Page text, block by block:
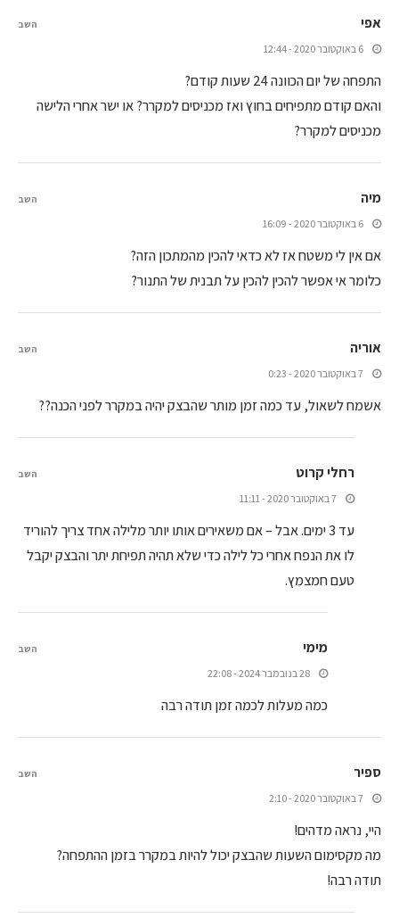
אפי
6 באוקטובר 2020 - 12:44
התפחה של יום הכוונה 24 שעות קודם?
והאם קודם מתפיחים בחוץ ואז מכניסים למקרר? או ישר אחרי הלישה
מכניסים למקרר?
השב
מיה
6 באוקטובר 2020 - 16:09
אם אין לי משטח אז לא כדאי להכין מהמתכון הזה?
כלומר אי אפשר להכין להכין על תבנית של התנור?
השב
אוריה
7 באוקטובר 2020 - 0:23
אשמח לשאול, עד כמה זמן מותר שהבצק יהיה במקרר לפני הכנה??
השב
רחלי קרוט
7 באוקטובר 2020 - 11:11
עד 3 ימים. אבל – אם משאירים אותו יותר מלילה אחד צריך להוריד
לו את הנפח אחרי כל לילה כדי שלא תהיה תפיחת יתר והבצק יקבל
טעם חמצמץ.
השב
מימי
28 בנובמבר 2024 - 22:08
כמה מעלות לכמה זמן תודה רבה
השב
ספיר
7 באוקטובר 2020 - 2:10
היי, נראה מדהים!
מה מקסימום השעות שהבצק יכול להיות במקרר בזמן ההתפחה?
תודה רבה!
השב